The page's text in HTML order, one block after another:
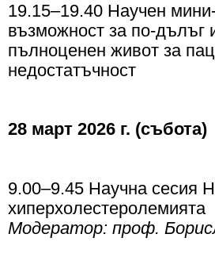
19.15–19.40 Научен
възможност за по-дълъг
пълноценен живот за
недостатъчност
28 март 2026 г. (събота)
9.00–9.45 Научна сесия
хиперхолестеролемията
Модератор: проф.